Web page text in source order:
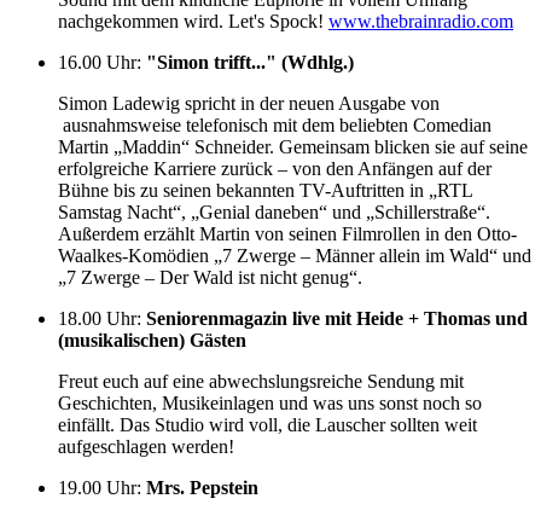
nachgekommen wird. Let's Spock! www.thebrainradio.com
16.00 Uhr: "Simon trifft..." (Wdhlg.)
Simon Ladewig spricht in der neuen Ausgabe von
ausnahmsweise telefonisch mit dem beliebten Comedian
Martin „Maddin“ Schneider. Gemeinsam blicken sie auf seine
erfolgreiche Karriere zurück – von den Anfängen auf der
Bühne bis zu seinen bekannten TV-Auftritten in „RTL
Samstag Nacht“, „Genial daneben“ und „Schillerstraße“.
Außerdem erzählt Martin von seinen Filmrollen in den Otto-
Waalkes-Komödien „7 Zwerge – Männer allein im Wald“ und
„7 Zwerge – Der Wald ist nicht genug“.
18.00 Uhr: Seniorenmagazin live mit Heide + Thomas und
(musikalischen) Gästen
Freut euch auf eine abwechslungsreiche Sendung mit
Geschichten, Musikeinlagen und was uns sonst noch so
einfällt. Das Studio wird voll, die Lauscher sollten weit
aufgeschlagen werden!
19.00 Uhr: Mrs. Pepstein